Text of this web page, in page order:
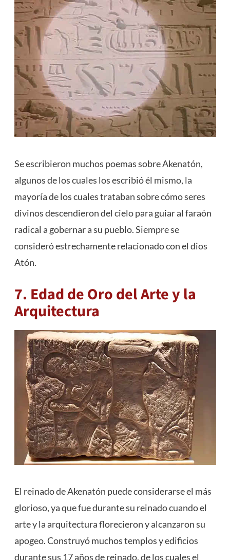
Se escribieron muchos poemas sobre Akenatón,
algunos de los cuales los escribió él mismo, la
mayoría de los cuales trataban sobre cómo seres
divinos descendieron del cielo para guiar al faraón
radical a gobernar a su pueblo. Siempre se
consideró estrechamente relacionado con el dios
Atón.
7. Edad de Oro del Arte y la
Arquitectura
El reinado de Akenatón puede considerarse el más
glorioso, ya que fue durante su reinado cuando el
arte y la arquitectura florecieron y alcanzaron su
apogeo. Construyó muchos templos y edificios
durante sus 17 años de reinado, de los cuales el